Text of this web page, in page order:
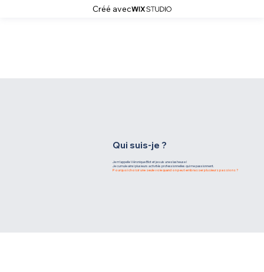
Créé avec
Je m’appelle Véronique Blot et je suis une slasheuse !
Je cumule ainsi plusieurs activités professionnelles qui me passionnent.
Pourquoi choisir une seule voie quand on peut embrasser plusieurs passions ?
Qui suis-je ?